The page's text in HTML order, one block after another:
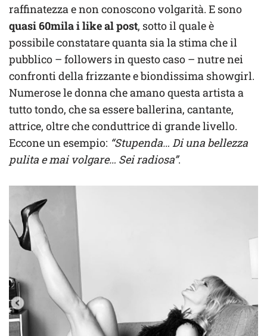
raffinatezza e non conoscono volgarità. E sono
quasi 60mila i like al post, sotto il quale è
possibile constatare quanta sia la stima che il
pubblico – followers in questo caso – nutre nei
confronti della frizzante e biondissima showgirl.
Numerose le donna che amano questa artista a
tutto tondo, che sa essere ballerina, cantante,
attrice, oltre che conduttrice di grande livello.
Eccone un esempio: “Stupenda… Di una bellezza
pulita e mai volgare… Sei radiosa”.